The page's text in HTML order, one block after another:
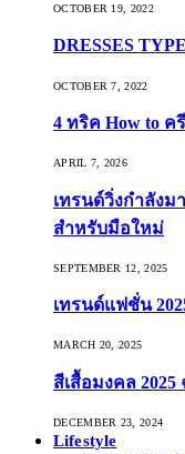
OCTOBER 19, 2022
DRESSES
OCTOBER 7, 2022
4 ทริค How to ค
APRIL 7, 2026
เทรนด์วิ่งกำลังม
สำหรับมือใหม่
SEPTEMBER 12, 2025
เทรนด์แฟชั่น
MARCH 20, 2025
สีเสื้อมงคล 2025
DECEMBER 23, 2024
Lifestyle